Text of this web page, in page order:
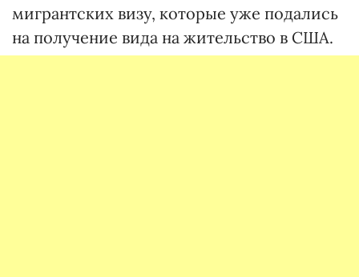
мигрантских визу, которые уже подались
на получение вида на жительство в США.